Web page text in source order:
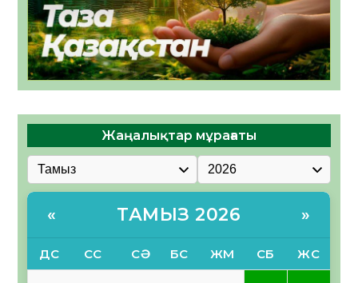
Жаңалықтар мұрағаты
« ТАМЫЗ 2026 »
ДС СС СӘ БС ЖМ СБ ЖС